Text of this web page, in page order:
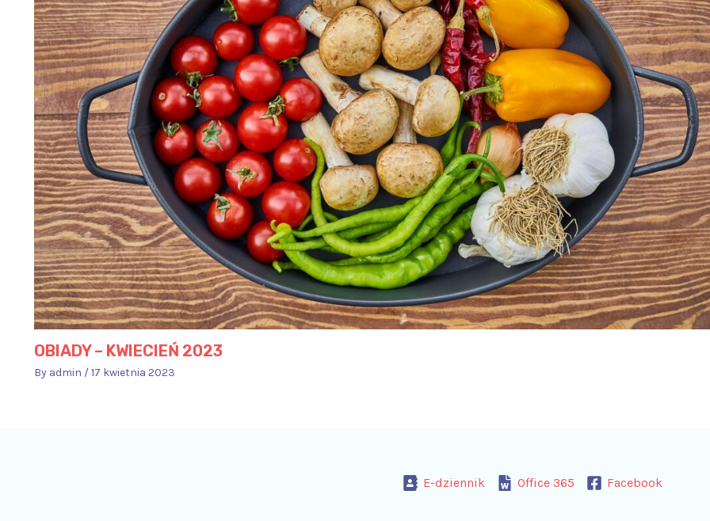
OBIADY – KWIECIEŃ 2023
By admin /17 kwietnia 2023
E-dziennik Office 365 Facebook